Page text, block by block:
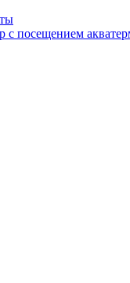
с посещением